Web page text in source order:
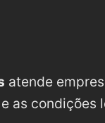
atende
e as condições